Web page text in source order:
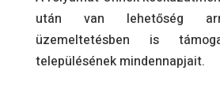
után van lehetőség
üzemeltetésben is
településének mindennapjait.